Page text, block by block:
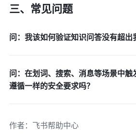
三、常见问题
问：我该如何验证知识问答没有超出
问：在划词、搜索、消息等场景中触
遵循一样的安全要求吗？
作者： 飞书帮助中心